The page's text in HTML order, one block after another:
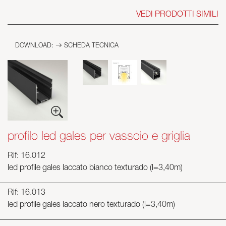
VEDI PRODOTTI SIMILI
DOWNLOAD: SCHEDA TECNICA
profilo led gales per vassoio e griglia
Rif: 16.012
led profile gales laccato bianco texturado (l=3,40m)
Rif: 16.013
led profile gales laccato nero texturado (l=3,40m)